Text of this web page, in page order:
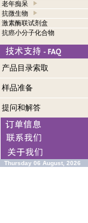
老年痴呆
抗微生物
激素酶联试剂盒
抗癌小分子化合物
产品目录索取
样品准备
提问和解答
Thursday 06 August, 2026